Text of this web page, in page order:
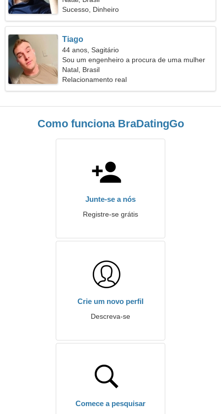
Sucesso, Dinheiro
Tiago
44 anos, Sagitário
Sou um engenheiro a procura de uma mulher
espirituosa
Natal, Brasil
Relacionamento real
Como funciona BraDatingGo
Junte-se a nós
Registre-se grátis
Crie um novo perfil
Descreva-se
Comece a pesquisar